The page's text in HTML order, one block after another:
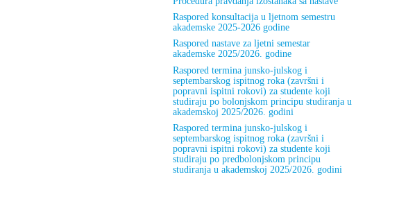
Raspored konsultacija u ljetnom semestru
akademske 2025-2026 godine
Raspored nastave za ljetni semestar
akademske 2025/2026. godine
Raspored termina junsko-julskog i
septembarskog ispitnog roka (završni i
popravni ispitni rokovi) za studente koji
studiraju po bolonjskom principu studiranja u
akademskoj 2025/2026. godini
Raspored termina junsko-julskog i
septembarskog ispitnog roka (završni i
popravni ispitni rokovi) za studente koji
studiraju po predbolonjskom principu
studiranja u akademskoj 2025/2026. godini